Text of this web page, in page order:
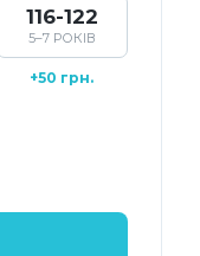
116-122
5–7 РОКІВ
+50 грн.